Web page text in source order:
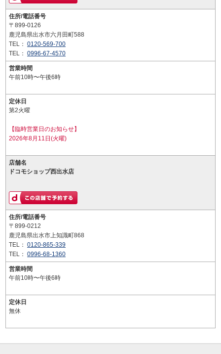
住所/電話番号
〒899-0126
鹿児島県出水市六月田町588
TEL： 0120-569-700
TEL： 0996-67-4570
営業時間
午前10時〜午後6時
定休日
第2火曜
【臨時営業日のお知らせ】
2026年8月11日(火曜)
店舗名
ドコモショップ西出水店
住所/電話番号
〒899-0212
鹿児島県出水市上知識町868
TEL： 0120-865-339
TEL： 0996-68-1360
営業時間
午前10時〜午後6時
定休日
無休